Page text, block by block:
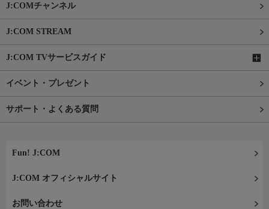
J:COMチャンネル
J:COM STREAM
J:COM TVサービスガイド
イベント・プレゼント
サポート・よくある質問
Fun! J:COM
J:COM オフィシャルサイト
お問い合わせ